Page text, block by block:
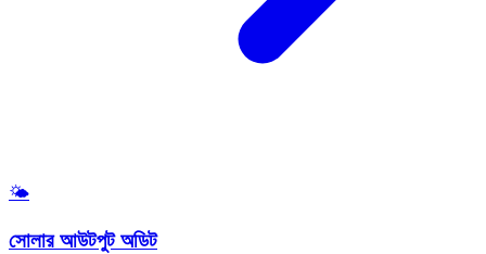
🌤️
সোলার আউটপুট অডিট